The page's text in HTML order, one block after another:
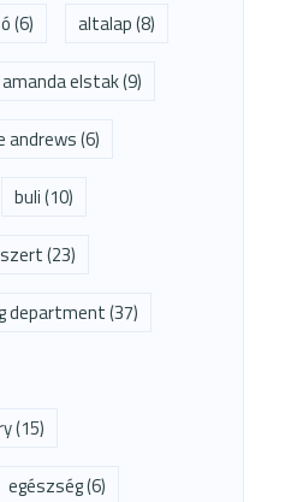
(6) altalap(8)
amanda elstak(9)
andrews(6)
buli(10)
(23)
department(37)
(15)
egészség(6)